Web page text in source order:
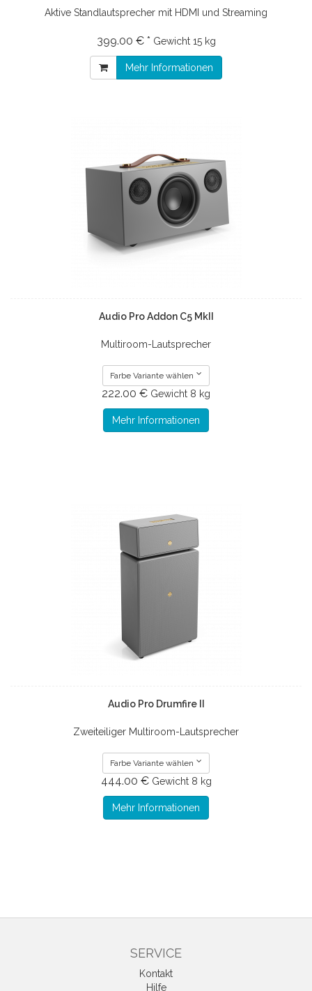
Aktive Standlautsprecher mit HDMI und Streaming
399.00 € * Gewicht 15 kg
Mehr Informationen
Audio Pro Addon C5 MkII
Multiroom-Lautsprecher
Farbe Variante wählen
222.00 € Gewicht 8 kg
Mehr Informationen
Audio Pro Drumfire II
Zweiteiliger Multiroom-Lautsprecher
Farbe Variante wählen
444.00 € Gewicht 8 kg
Mehr Informationen
SERVICE
Kontakt
Hilfe